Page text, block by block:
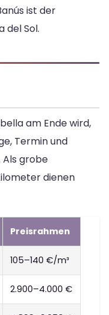
ist der
del Sol.
am Ende wird,
Termin und
grobe
dienen
Preisrahmen
105–140 €/m³
2.900–4.000 €